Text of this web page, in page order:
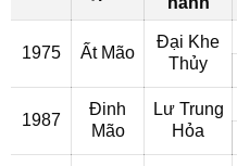
1975 Ất Mão
Đại Khe
Thủy
1987
Đinh
Mão
Lư Trung
Hỏa